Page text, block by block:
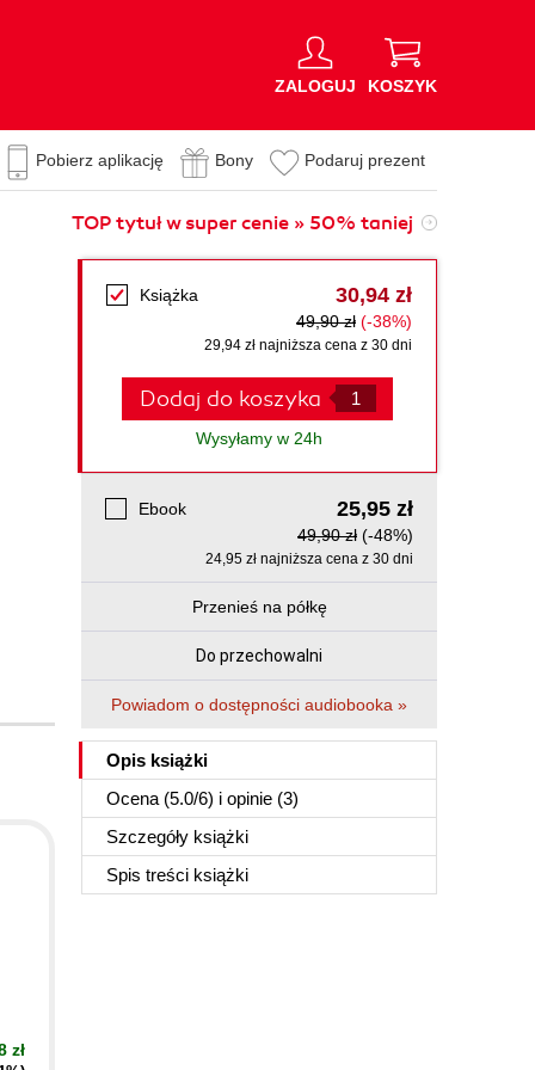
ZALOGUJ KOSZYK
Pobierz aplikację Bony Podaruj prezent
TOP tytuł w super cenie » 50% taniej
Książka 30,94 zł
49,90 zł (-38%)
29,94 zł najniższa cena z 30 dni
Dodaj do koszyka
Wysyłamy w 24h
Ebook 25,95 zł
49,90 zł (-48%)
24,95 zł najniższa cena z 30 dni
Przenieś na półkę
Do przechowalni
Powiadom o dostępności audiobooka »
Opis książki
Ocena (5.0/6) i opinie (3)
Szczegóły książki
Spis treści książki
zł